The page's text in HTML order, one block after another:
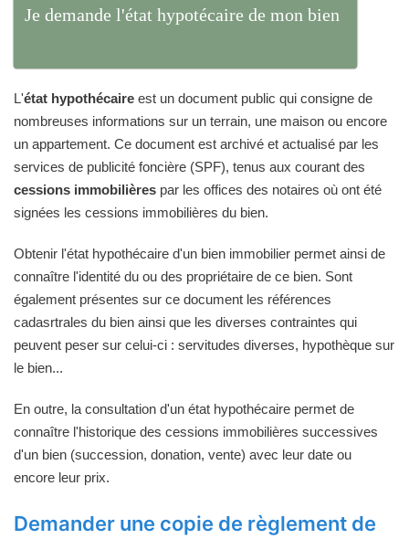
Je demande l'état hypotécaire de mon bien
L'état hypothécaire est un document public qui consigne de
nombreuses informations sur un terrain, une maison ou encore
un appartement. Ce document est archivé et actualisé par les
services de publicité foncière (SPF), tenus aux courant des
cessions immobilières par les offices des notaires où ont été
signées les cessions immobilières du bien.
Obtenir l'état hypothécaire d'un bien immobilier permet ainsi de
connaître l'identité du ou des propriétaire de ce bien. Sont
également présentes sur ce document les références
cadasrtrales du bien ainsi que les diverses contraintes qui
peuvent peser sur celui-ci : servitudes diverses, hypothèque sur
le bien...
En outre, la consultation d'un état hypothécaire permet de
connaître l'historique des cessions immobilières successives
d'un bien (succession, donation, vente) avec leur date ou
encore leur prix.
Demander une copie de règlement de